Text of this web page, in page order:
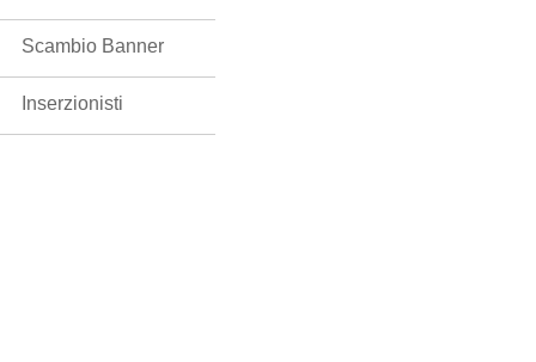
Scambio Banner
Inserzionisti